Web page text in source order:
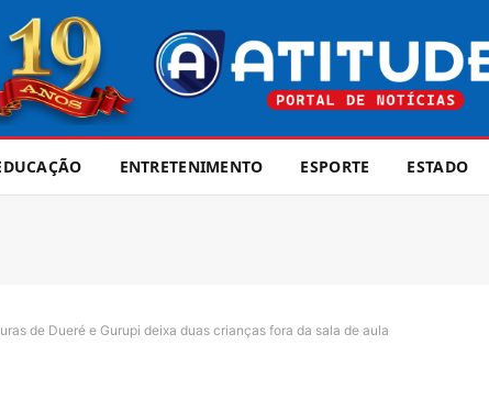
ENTRETENIMENTO ESPORTE ESTADO
de Dueré e Gurupi deixa duas crianças fora da sala de aula